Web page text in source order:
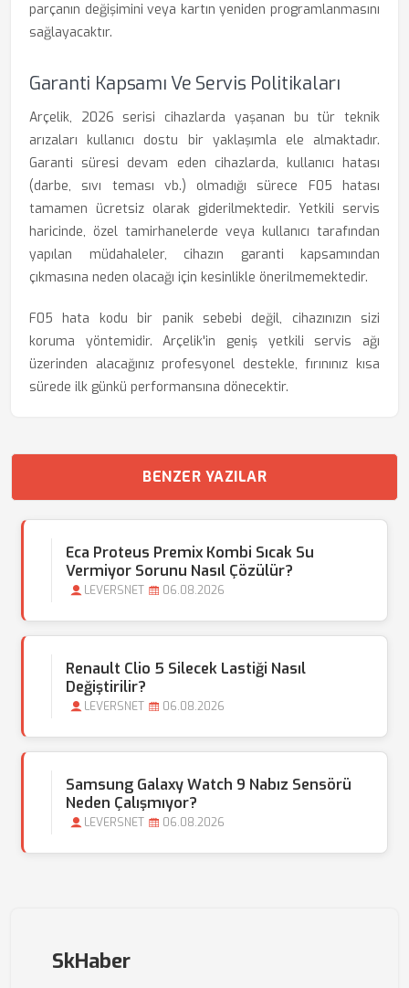
parçanın değişimini veya kartın yeniden programlanmasını
sağlayacaktır.
Garanti Kapsamı Ve Servis Politikaları
Arçelik, 2026 serisi cihazlarda yaşanan bu tür teknik
arızaları kullanıcı dostu bir yaklaşımla ele almaktadır.
Garanti süresi devam eden cihazlarda, kullanıcı hatası
(darbe, sıvı teması vb.) olmadığı sürece F05 hatası
tamamen ücretsiz olarak giderilmektedir. Yetkili servis
haricinde, özel tamirhanelerde veya kullanıcı tarafından
yapılan müdahaleler, cihazın garanti kapsamından
çıkmasına neden olacağı için kesinlikle önerilmemektedir.
F05 hata kodu bir panik sebebi değil, cihazınızın sizi
koruma yöntemidir. Arçelik'in geniş yetkili servis ağı
üzerinden alacağınız profesyonel destekle, fırınınız kısa
sürede ilk günkü performansına dönecektir.
BENZER YAZILAR
Eca Proteus Premix Kombi Sıcak Su
Vermiyor Sorunu Nasıl Çözülür?
LEVERSNET 06.08.2026
Renault Clio 5 Silecek Lastiği Nasıl
Değiştirilir?
LEVERSNET 06.08.2026
Samsung Galaxy Watch 9 Nabız Sensörü
Neden Çalışmıyor?
LEVERSNET 06.08.2026
SkHaber